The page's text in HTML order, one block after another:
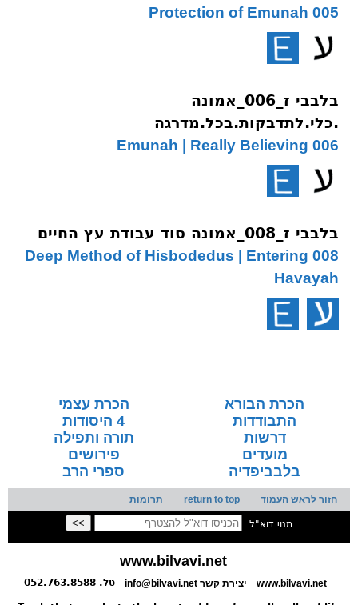
005 Protection of Emunah
בלבבי ז_006_אמונה
.כלי.לתדבקות.בכל.מדרגה
006 Emunah | Really Believing
בלבבי ז_008_אמונה סוד עבודת עץ החיים
008 Deep Method of Hisbodedus | Entering
Havayah
הכרת הבורא
הכרת עצמי
התבודדות
4 היסודות
דרשות
תורה ותפילה
מועדים
פירושים
בלבביפדיה
ספרי הרב
חזור לראש העמוד return to top תרומות
מנוי דוא"ל
www.bilvavi.net
www.bilvavi.net
info@bilvavi.net יצירת קשר טל. 052.763.8588